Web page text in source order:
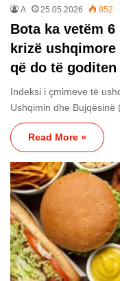
A 25.05.2026 852
Bota ka vetëm
krizë
që do të goditen
Indeksi i çmimeve të
Ushqimin dhe Bujqësinë
Read More »